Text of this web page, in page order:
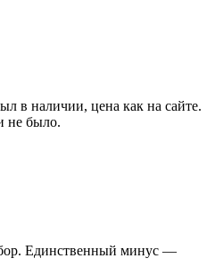
в наличии, цена как на сайте.
не было.
Единственный минус —